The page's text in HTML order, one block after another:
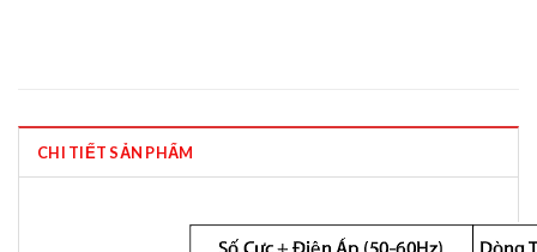
CHI TIẾT SẢN PHẨM